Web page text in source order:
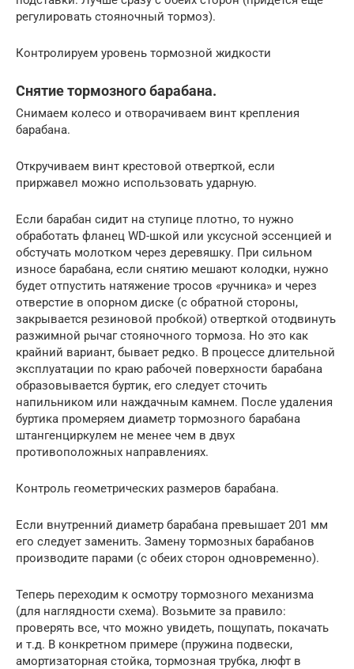
регулировать стояночный тормоз).
Контролируем уровень тормозной жидкости
Снятие тормозного барабана.
Снимаем колесо и отворачиваем винт крепления
барабана.
Откручиваем винт крестовой отверткой, если
приржавел можно использовать ударную.
Если барабан сидит на ступице плотно, то нужно
обработать фланец WD-шкой или уксусной эссенцией и
обстучать молотком через деревяшку. При сильном
износе барабана, если снятию мешают колодки, нужно
будет отпустить натяжение тросов «ручника» и через
отверстие в опорном диске (с обратной стороны,
закрывается резиновой пробкой) отверткой отодвинуть
разжимной рычаг стояночного тормоза. Но это как
крайний вариант, бывает редко. В процессе длительной
эксплуатации по краю рабочей поверхности барабана
образовывается буртик, его следует сточить
напильником или наждачным камнем. После удаления
буртика промеряем диаметр тормозного барабана
штангенциркулем не менее чем в двух
противоположных направлениях.
Контроль геометрических размеров барабана.
Если внутренний диаметр барабана превышает 201 мм
его следует заменить. Замену тормозных барабанов
производите парами (с обеих сторон одновременно).
Теперь переходим к осмотру тормозного механизма
(для наглядности схема). Возьмите за правило:
проверять все, что можно увидеть, пощупать, покачать
и т.д. В конкретном примере (пружина подвески,
амортизаторная стойка, тормозная трубка, люфт в